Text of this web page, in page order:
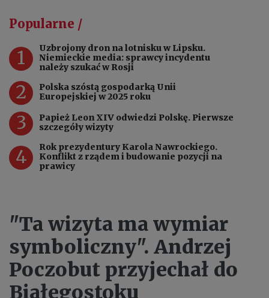
Popularne /
1
Uzbrojony dron na lotnisku w Lipsku.
Niemieckie media: sprawcy incydentu
należy szukać w Rosji
2
Polska szóstą gospodarką Unii
Europejskiej w 2025 roku
3
Papież Leon XIV odwiedzi Polskę. Pierwsze
szczegóły wizyty
4
Rok prezydentury Karola Nawrockiego.
Konflikt z rządem i budowanie pozycji na
prawicy
"Ta wizyta ma wymiar
symboliczny". Andrzej
Poczobut przyjechał do
Białegostoku